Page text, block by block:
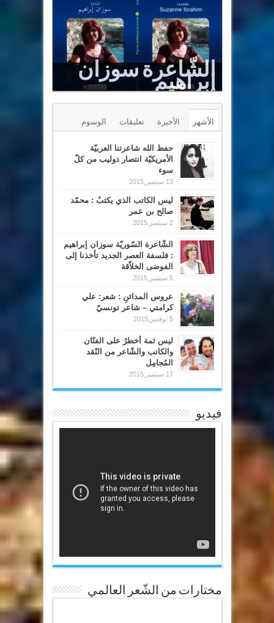
Le Sommet est un puits renversé
الأشهر الأخيرة تعليقات الوسوم
حفظ الله شاعرتنا العربيّة
الأمريكيّة انتصار دوليب من كلّ
سوء
13 سبتمبر,2015
ليس الكاتب الذي يكتبُ : محمّد
صالح بن عمر
2 سبتمبر,2015
الشّاعرة السّوريّة سوزان إبراهيم
: فلسفة العصر الجديد تأخذنا إلى
الفوضى الخلاّقة
5 سبتمبر,2015
عروس المدائنِ : شعر: علي
كرامتي – شاعر تونسيّ
5 نوفمبر,2015
ليس ثمة أخطرُ على الفنّان
والكاتب والشّاعر من النّقد
المُجامِل
17 سبتمبر,2015
فيديو
مختارات من الشّعر العالمي